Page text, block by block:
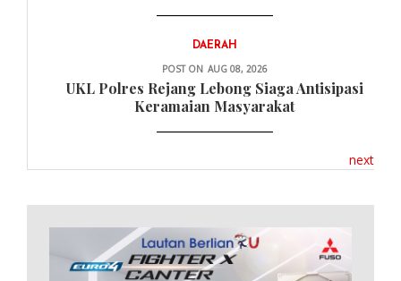
DAERAH
POST ON AUG 08, 2026
UKL Polres Rejang Lebong Siaga Antisipasi
Keramaian Masyarakat
next